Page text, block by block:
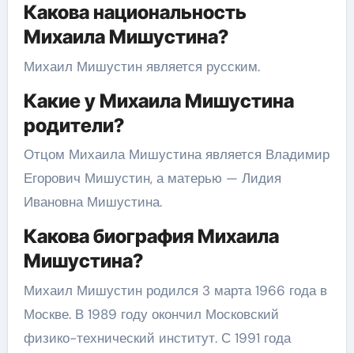
Какова национальность
Михаила Мишустина?
Михаил Мишустин является русским.
Какие у Михаила Мишустина
родители?
Отцом Михаила Мишустина является Владимир
Егорович Мишустин, а матерью — Лидия
Ивановна Мишустина.
Какова биография Михаила
Мишустина?
Михаил Мишустин родился 3 марта 1966 года в
Москве. В 1989 году окончил Московский
физико-технический институт. С 1991 года